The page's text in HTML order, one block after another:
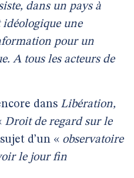
dans un pays à
une
pour un
A tous les acteurs de
dans Libération,
Droit de regard sur le
d’un « observatoire
le jour fin